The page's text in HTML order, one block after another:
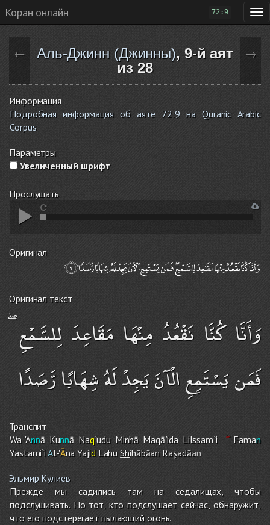
Коран онлайн 72:9
← Аль-Джинн (Джинны), 9-й аят
из 28
→
Информация
Подробная информация об аяте 72:9 на Quranic Arabic
Corpus
Параметры
Увеличенный шрифт
Прослушать
Оригинал
Оригинал текст
وَأَنَّا كُنَّا نَقْعُدُ مِنْهَا مَقَاعِدَ لِلسَّمْعِ ۖ
فَمَن يَسْتَمِعِ الْآنَ يَجِدْ لَهُ شِهَابًا رَّصَدًا
Транслит
Wa 'Annā Kunnā Naq`udu Minhā Maqā`ida Lilssam`i Faman
Yastami`iAl-'Āna YajidLahu Shihābāan Raşadāan
Эльмир Кулиев
Прежде мы садились там на седалищах, чтобы
подслушивать. Но тот, кто подслушает сейчас, обнаружит,
что его подстерегает пылающий огонь.